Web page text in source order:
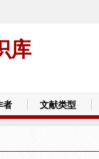
库
者 文献类型